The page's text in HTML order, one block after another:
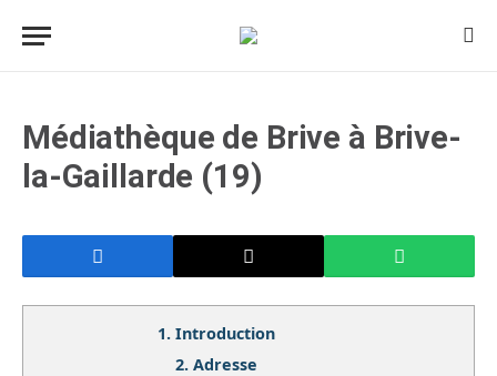
Médiathèque de Brive à Brive-
la-Gaillarde (19)
1. Introduction
2. Adresse